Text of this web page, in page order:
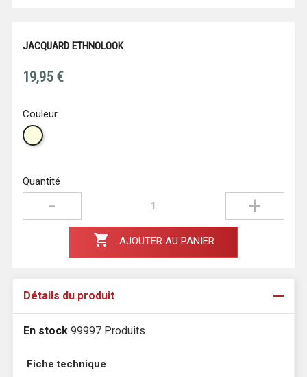
Détails du produit
En stock 99997 Produits
Fiche technique
JACQUARD ETHNOLOOK
19,95 €
Couleur
Écru
956
Quantité
 AJOUTER AU PANIER